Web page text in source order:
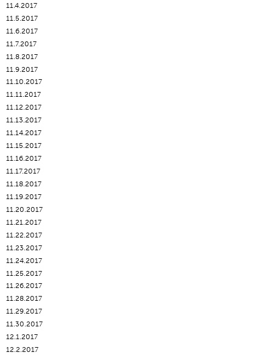
11.4.2017
11.5.2017
11.6.2017
11.7.2017
11.8.2017
11.9.2017
11.10.2017
11.11.2017
11.12.2017
11.13.2017
11.14.2017
11.15.2017
11.16.2017
11.17.2017
11.18.2017
11.19.2017
11.20.2017
11.21.2017
11.22.2017
11.23.2017
11.24.2017
11.25.2017
11.26.2017
11.28.2017
11.29.2017
11.30.2017
12.1.2017
12.2.2017